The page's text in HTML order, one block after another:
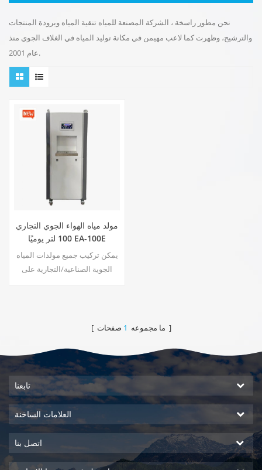
نحن مطور راسخة ، الشركة المصنعة للمياه تنقية المياه وبرودة المنتجات
والترشيح، وظهرت كما لاعب مهيمن في مكانة توليد المياه في الغلاف الجوي منذ
عام 2001.
مولد مياه الهواء الجوي التجاري
100 لتر يوميًا EA-100E
يمكن تركيب جميع مولدات المياه
الجوية الصناعية/التجارية على
تتميز آلة توليد الماء والهواء
متنقلة تعمل بكامل طاقتها ومكتفية
ذاتيًا ومكتفية ذاتيًا. يتم نقلها
بسهولة أثناء إنتاج ما يصل إلى
آلاف الجالونات من مياه الشرب
النقية العذبة. بيع ال10
[ ما مجموعه 1 صفحات ]
تابعنا
العلامات الساخنة
اتصل بنا